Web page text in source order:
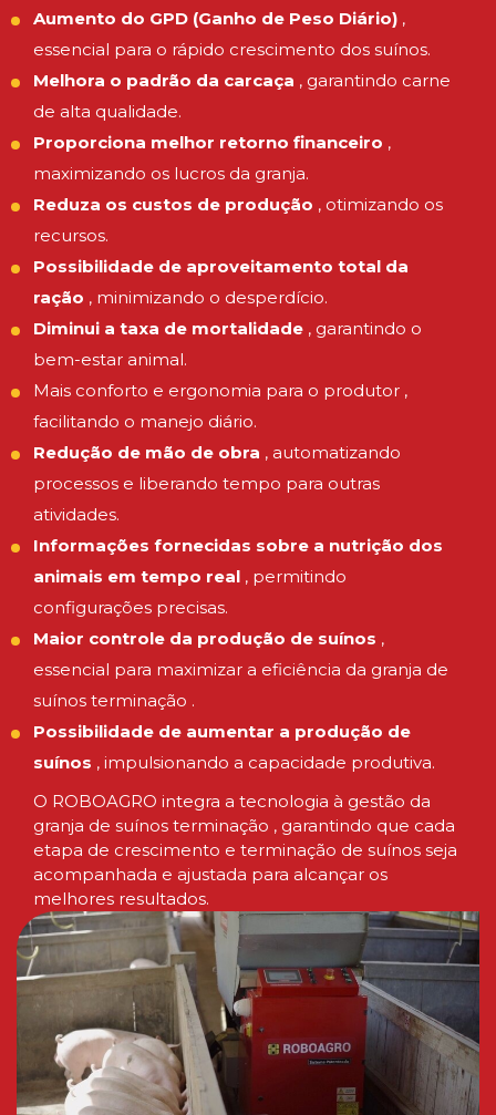
Aumento do GPD (Ganho de Peso Diário) ,
essencial para o rápido crescimento dos suínos.
Melhora o padrão da carcaça , garantindo carne
de alta qualidade.
Proporciona melhor retorno financeiro ,
maximizando os lucros da granja.
Reduza os custos de produção , otimizando os
recursos.
Possibilidade de aproveitamento total da
ração , minimizando o desperdício.
Diminui a taxa de mortalidade , garantindo o
bem-estar animal.
Mais conforto e ergonomia para o produtor ,
facilitando o manejo diário.
Redução de mão de obra , automatizando
processos e liberando tempo para outras
atividades.
Informações fornecidas sobre a nutrição dos
animais em tempo real , permitindo
configurações precisas.
Maior controle da produção de suínos ,
essencial para maximizar a eficiência da granja de
suínos terminação .
Possibilidade de aumentar a produção de
suínos , impulsionando a capacidade produtiva.
O ROBOAGRO integra a tecnologia à gestão da
granja de suínos terminação , garantindo que cada
etapa de crescimento e terminação de suínos seja
acompanhada e ajustada para alcançar os
melhores resultados.